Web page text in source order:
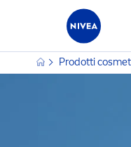
Prodotti
FATTORE DI